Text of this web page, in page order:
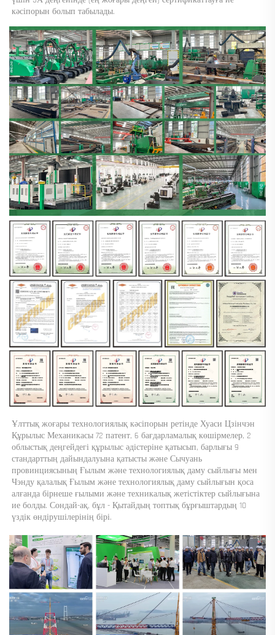
кәсіпорын болып табылады.
Ұлттық жоғары технологиялық кәсіпорын ретінде Хуаси Цзінчэн
Құрылыс Механикасы 72 патент, 6 бағдарламалық көшірмелер, 2
облыстық деңгейдегі құрылыс әдістеріне қатысып, барлығы 9
стандарттың дайындалуына қатысты және Сычуань
провинциясының Ғылым және технологиялық даму сыйлығы мен
Чэнду қалалық Ғылым және технологиялық даму сыйлығын қоса
алғанда бірнеше ғылыми және техникалық жетістіктер сыйлығына
ие болды. Сондай-ақ, бұл - Қытайдың топтық бұрғыштардың 10
үздік өндірушілерінің бірі.